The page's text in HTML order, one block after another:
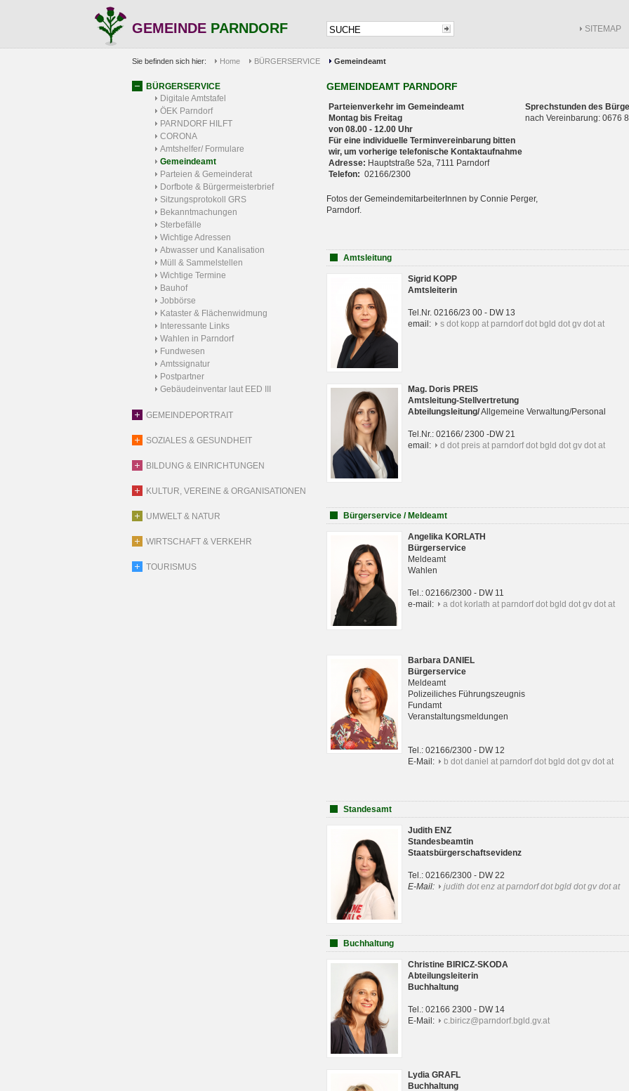
GEMEINDE PARNDORF SITEMAP
Sie befinden sich hier: Home BÜRGERSERVICE Gemeindeamt
BÜRGERSERVICE
Digitale Amtstafel
ÖEK Parndorf
PARNDORF HILFT
CORONA
Amtshelfer/ Formulare
Gemeindeamt
Parteien & Gemeinderat
Dorfbote & Bürgermeisterbrief
Sitzungsprotokoll GRS
Bekanntmachungen
Sterbefälle
Wichtige Adressen
Abwasser und Kanalisation
Müll & Sammelstellen
Wichtige Termine
Bauhof
Jobbörse
Kataster & Flächenwidmung
Interessante Links
Wahlen in Parndorf
Fundwesen
Amtssignatur
Postpartner
Gebäudeinventar laut EED III
GEMEINDEPORTRAIT
SOZIALES & GESUNDHEIT
BILDUNG & EINRICHTUNGEN
KULTUR, VEREINE & ORGANISATIONEN
UMWELT & NATUR
WIRTSCHAFT & VERKEHR
TOURISMUS
GEMEINDEAMT PARNDORF
Parteienverkehr im Gemeindeamt
Montag bis Freitag
von 08.00 - 12.00 Uhr
Für eine individuelle Terminvereinbarung bitten
wir, um vorherige telefonische Kontaktaufnahme
Adresse: Hauptstraße 52a, 7111 Parndorf
Telefon: 02166/2300
Sprechstunden des
nach Vereinbarung: 0676
Fotos der GemeindemitarbeiterInnen by Connie Perger,
Parndorf.
Amtsleitung
Sigrid KOPP
Amtsleiterin
Tel.Nr. 02166/23 00 - DW 13
email:
s dot kopp at parndorf dot bgld dot gv dot at
Mag. Doris PREIS
Amtsleitung-Stellvertretung
Abteilungsleitung/Allgemeine Verwaltung/Personal
Tel.Nr.: 02166/ 2300 -DW 21
email:
d dot preis at parndorf dot bgld dot gv dot at
Bürgerservice / Meldeamt
Angelika KORLATH
Bürgerservice
Meldeamt
Wahlen
Tel.: 02166/2300 - DW 11
e-mail:
a dot korlath at parndorf dot bgld dot gv dot at
Barbara DANIEL
Bürgerservice
Meldeamt
Polizeiliches Führungszeugnis
Fundamt
Veranstaltungsmeldungen
Tel.: 02166/2300 - DW 12
E-Mail:
b dot daniel at parndorf dot bgld dot gv dot at
Standesamt
Judith ENZ
Standesbeamtin
Staatsbürgerschaftsevidenz
Tel.: 02166/2300 - DW 22
E-Mail:
judith dot enz at parndorf dot bgld dot gv dot at
Buchhaltung
Christine BIRICZ-SKODA
Abteilungsleiterin
Buchhaltung
Tel.: 02166 2300 - DW 14
E-Mail:
c.biricz@parndorf.bgld.gv.at
Lydia GRAFL
Buchhaltung